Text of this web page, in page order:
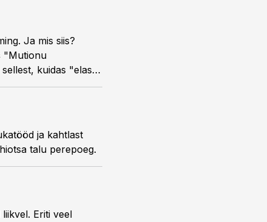
Ja mis siis?
"Mutionu
kuidas "elas
ja kahtlast
talu perepoeg.
Eriti veel